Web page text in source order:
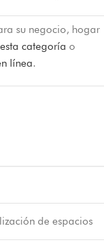
su negocio, hogar
esta categoría o
línea.
de espacios